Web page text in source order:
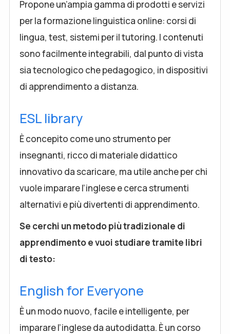
Propone un’ampia gamma di prodotti e servizi
per la formazione linguistica online: corsi di
lingua, test, sistemi per il tutoring. I contenuti
sono facilmente integrabili, dal punto di vista
sia tecnologico che pedagogico, in dispositivi
di apprendimento a distanza.
ESL library
È concepito come uno strumento per
insegnanti, ricco di materiale didattico
innovativo da scaricare, ma utile anche per chi
vuole imparare l’inglese e cerca strumenti
alternativi e più divertenti di apprendimento.
Se cerchi un metodo più tradizionale di
apprendimento e vuoi studiare tramite libri
di testo:
English for Everyone
È un modo nuovo, facile e intelligente, per
imparare l’inglese da autodidatta. È un corso